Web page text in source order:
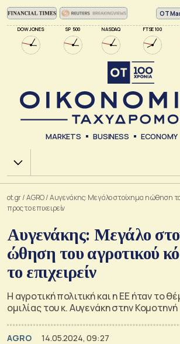
DOW JONES SP 500 NASDAQ FTSE 100
ΟΤ
MARKETS BUSINESS ECONOMY
Χ.Α.
ot.gr/AGRO/Αυγενάκης: Μεγάλο στοίχημα η ώθηση
προς το επιχειρείν
Αυγενάκης: Μεγάλο
ώθηση του αγροτικού
το επιχειρείν
Η αγροτική πολιτική και η ΕΕ ήταν το
ομιλίας του κ. Αυγενάκη στην Κομοτηνή
AGRO 14.05.2024, 09:27